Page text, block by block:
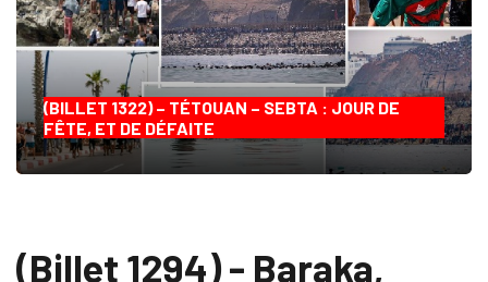
(BILLET 1322) – TÉTOUAN – SEBTA : JOUR DE
FÊTE, ET DE DÉFAITE
(Billet 1294) - Baraka,